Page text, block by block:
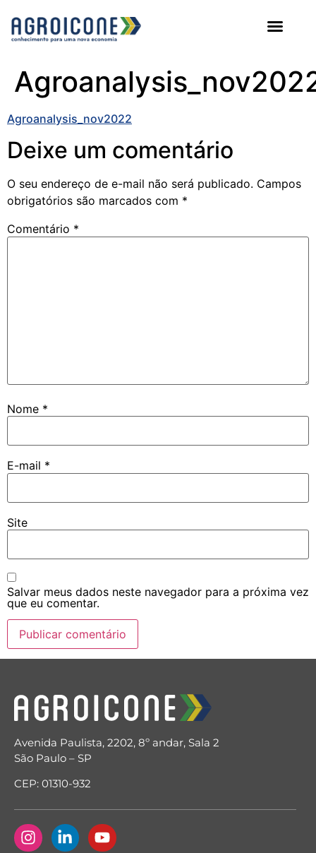
Agroanalysis_nov2022
Deixe um comentário
O seu endereço de e-mail não será publicado. Campos
obrigatórios são marcados com *
Comentário *
Nome *
E-mail *
Site
Salvar meus dados neste navegador para a próxima vez
que eu comentar.
Avenida Paulista, 2202, 8º andar, Sala 2
São Paulo – SP
CEP: 01310-932